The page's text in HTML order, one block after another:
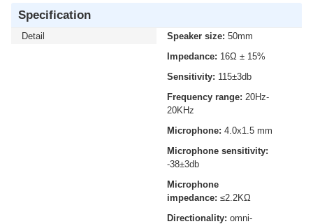
Specification
Detail Speaker size: 50mm
Impedance: 16Ω ± 15%
Sensitivity: 115±3db
Frequency range: 20Hz-
20KHz
Microphone: 4.0x1.5 mm
Microphone sensitivity:
-38±3db
Microphone
impedance: ≤2.2KΩ
Directionality: omni-